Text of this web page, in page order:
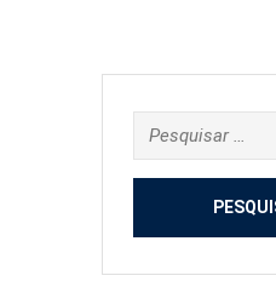
Pesquisar
por: